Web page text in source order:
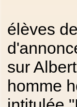
élèves
sur
homme